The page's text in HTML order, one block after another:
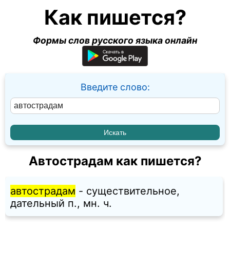
Как пишется?
Формы слов русского языка онлайн
Введите слово:
Автострадам как пишется?
автострадам - существительное,
дательный п., мн. ч.